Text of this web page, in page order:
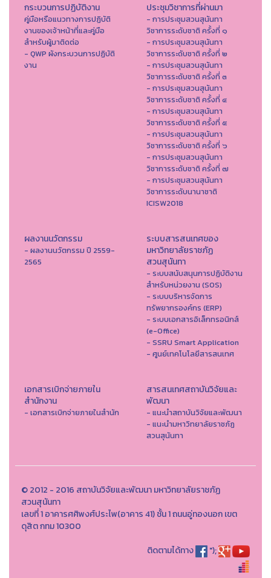
กระบวนการปฏิบัติงาน
คู่มือหรือแนวทางการปฏิบัติ
งานของเจ้าหน้าที่และคู่มือ
สำหรับผู้มาติดต่อ
- QWP ผังกระบวนการปฏิบัติ
งาน
ประชุมวิชาการที่ผ่านมา
- การประชุมสวนสุนันทา
วิชาการระดับชาติ ครั้งที่ ๑
- การประชุมสวนสุนันทา
วิชาการระดับชาติ ครั้งที่ ๒
- การประชุมสวนสุนันทา
วิชาการระดับชาติ ครั้งที่ ๓
- การประชุมสวนสุนันทา
วิชาการระดับชาติ ครั้งที่ ๔
- การประชุมสวนสุนันทา
วิชาการระดับชาติ ครั้งที่ ๕
- การประชุมสวนสุนันทา
วิชาการระดับชาติ ครั้งที่ ๖
- การประชุมสวนสุนันทา
วิชาการระดับชาติ ครั้งที่ ๗
- การประชุมสวนสุนันทา
วิชาการระดับนานาชาติ
ICISW2018
ผลงานนวัตกรรม
- ผลงานนวัตกรรม ปี 2559-
2565
ระบบสารสนเทศของ
มหาวิทยาลัยราชภัฏ
สวนสุนันทา
- ระบบสนับสนุนการปฏิบัติงาน
สำหรับหน่วยงาน (SOS)
- ระบบบริหารจัดการ
ทรัพยากรองค์กร (ERP)
- ระบบเอกสารอิเล็กทรอนิกส์
(e-Office)
- SSRU Smart Application
- ศูนย์เทคโนโลยีสารสนเทศ
เอกสารเบิกจ่ายภายใน
สำนักงาน
- เอกสารเบิกจ่ายภายในสำนัก
สารสนเทศสถาบันวิจัยและ
พัฒนา
- แนะนำสถาบันวิจัยและพัฒนา
- แนะนำมหาวิทยาลัยราชภัฏ
สวนสุนันทา
© 2012 - 2016 สถาบันวิจัยและพัฒนา มหาวิทยาลัยราชภัฏ
สวนสุนันทา
เลขที่ 1 อาคารศศิพงศ์ประไพ(อาคาร 41) ชั้น 1 ถนนอู่ทองนอก เขต
ดุสิต กทม 10300
ติดตามได้ทาง
");